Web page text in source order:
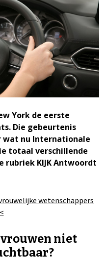
York de eerste
Die gebeurtenis
wat nu Internationale
totaal verschillende
rubriek KIJK Antwoordt
wetenschappers
niet